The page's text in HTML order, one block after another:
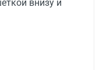
внизу и